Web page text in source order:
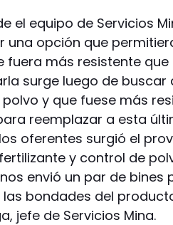
el equipo de Servicios
una opción que
fuera más resistente
surge luego de
y que fuese más
reemplazar a esta
oferentes surgió el
y control de
envió un par de bines
bondades del
jefe de Servicios Mina.